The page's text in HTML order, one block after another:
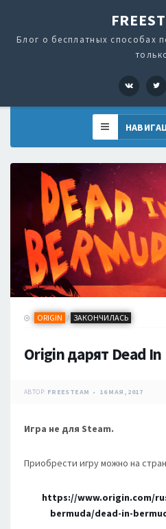
Блог о бесплатных способах
VK
ORIGIN / ЗАКОНЧИЛАСЬ
Origin дарят Dead
АВТОР: FREESTEAM 16 МАЯ, 2017
Игра не для Steam.
Приобрести игру можно на
https://www.origin.com/
bermuda/dead-in-